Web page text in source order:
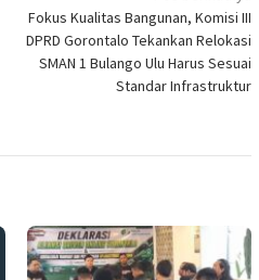
Fokus Kualitas Bangunan, Komisi III
DPRD Gorontalo Tekankan Relokasi
SMAN 1 Bulango Ulu Harus Sesuai
Standar Infrastruktur